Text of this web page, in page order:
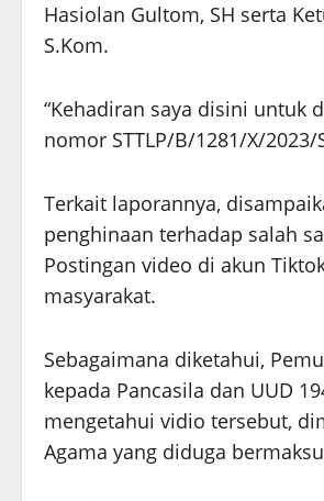
Hasiolan Gultom, SH serta
S.Kom.
“Kehadiran saya disini untuk
nomor STTLP/B/1281/X/2023/
Terkait laporannya,
penghinaan terhadap salah
Postingan video di akun
masyarakat.
Sebagaimana diketahui,
kepada Pancasila dan UUD
mengetahui vidio tersebut,
Agama yang diduga